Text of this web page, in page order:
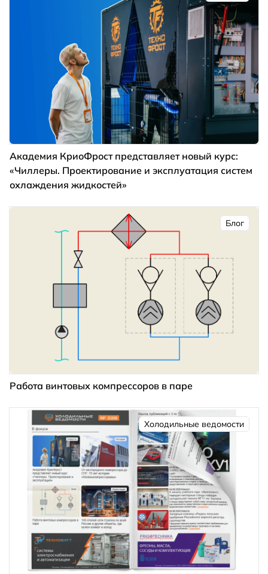
Академия КриоФрост представляет новый курс:
«Чиллеры. Проектирование и эксплуатация систем
охлаждения жидкостей»
Блог
Работа винтовых компрессоров в паре
Холодильные ведомости